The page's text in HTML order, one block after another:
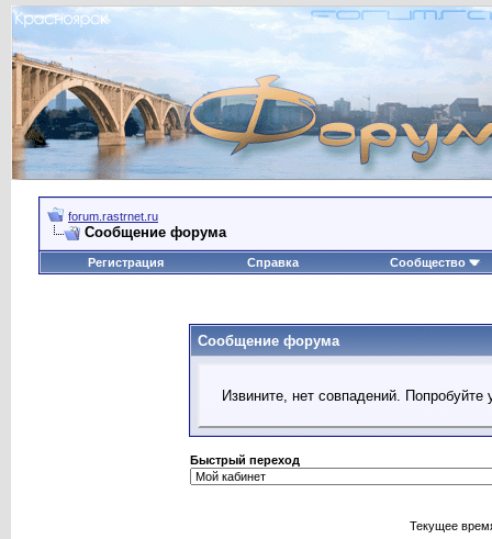
forum.rastrnet.ru
Сообщение форума
Регистрация Справка Сообщество
Сообщение форума
Извините, нет совпадений.
Быстрый переход
Текущее